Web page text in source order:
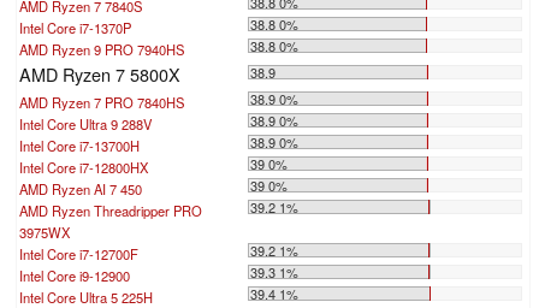
AMD Ryzen 7 7840S
Intel Core i7-1370P
38.8 0%
AMD Ryzen 9 PRO 7940HS
38.8 0%
AMD Ryzen 7 5800X
38.9
AMD Ryzen 7 PRO 7840HS
38.9 0%
Intel Core Ultra 9 288V
38.9 0%
Intel Core i7-13700H
38.9 0%
Intel Core i7-12800HX
39 0%
AMD Ryzen AI 7 450
39 0%
AMD Ryzen Threadripper PRO
3975WX
39.2 1%
Intel Core i7-12700F
39.2 1%
Intel Core i9-12900
39.3 1%
Intel Core Ultra 5 225H
39.4 1%